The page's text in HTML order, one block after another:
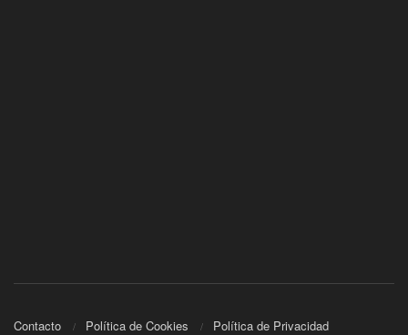
Contacto Política de Cookies Política de Privacidad